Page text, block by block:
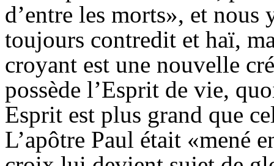
d’entre les morts», et nous
toujours contredit et haï,
croyant est une nouvelle
possède l’Esprit de vie,
Esprit est plus grand que
L’apôtre Paul était «mené